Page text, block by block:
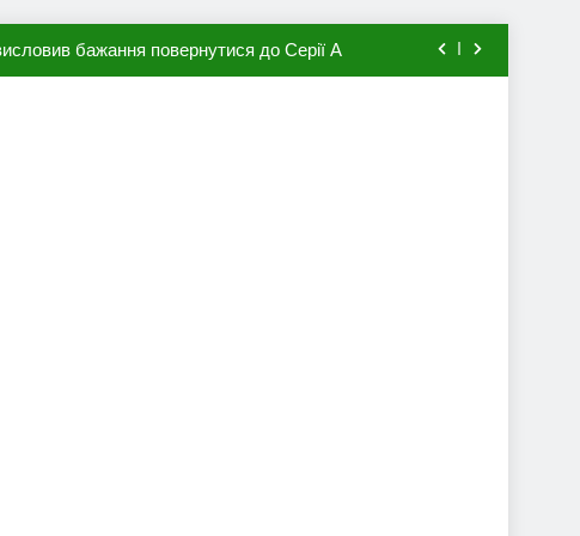
Осімхена в ПСЖ: відома ціна трансфера